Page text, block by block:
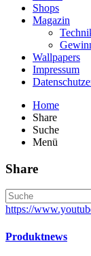
Shops
Magazin
Wallpapers
Impressum
Home
Share
Suche
Menü
Share
https://
Produktnews